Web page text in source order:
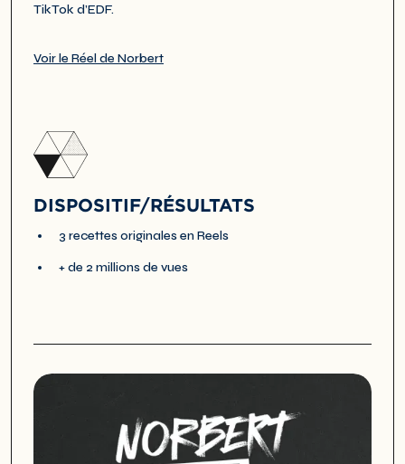
TikTok d’EDF.
Voir le Réel de Norbert
DISPOSITIF/RÉSULTATS
3 recettes originales en Reels
+ de 2 millions de vues